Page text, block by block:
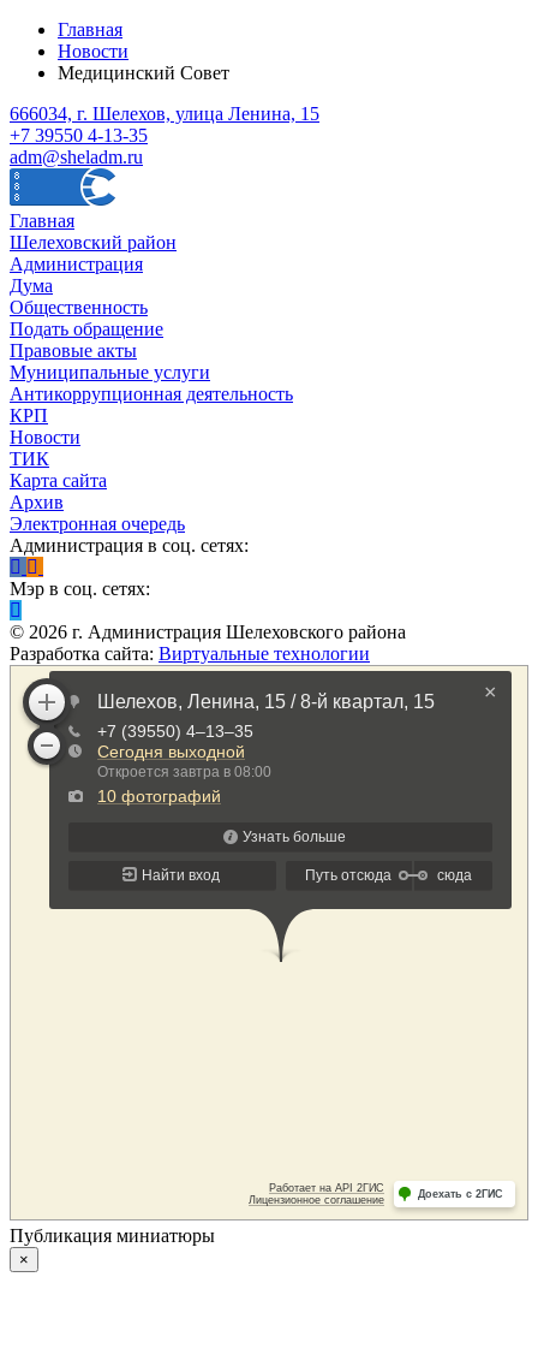
Главная
Новости
Медицинский Совет
666034, г. Шелехов, улица Ленина, 15
+7 39550 4-13-35
adm@sheladm.ru
Главная
Шелеховский район
Администрация
Дума
Общественность
Подать обращение
Правовые акты
Муниципальные услуги
Антикоррупционная деятельность
КРП
Новости
ТИК
Карта сайта
Архив
Электронная очередь
Администрация в соц. сетях:
Мэр в соц. сетях:
© 2026 г. Администрация Шелеховского района
Разработка сайта: Виртуальные технологии
Публикация миниатюры
×